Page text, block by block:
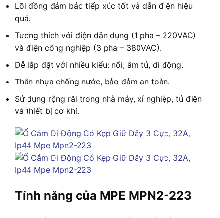
Lõi đồng đảm bảo tiếp xúc tốt và dẫn điện hiệu
quả.
Tương thích với điện dân dụng (1 pha – 220VAC)
và điện công nghiệp (3 pha – 380VAC).
Dễ lắp đặt với nhiều kiểu: nổi, âm tủ, di động.
Thân nhựa chống nước, bảo đảm an toàn.
Sử dụng rộng rãi trong nhà máy, xí nghiệp, tủ điện
và thiết bị cơ khí.
Tính năng của MPE MPN2-223